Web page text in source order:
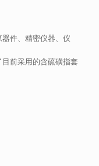
件、精密仪器、仪
前采用的含硫磺指套